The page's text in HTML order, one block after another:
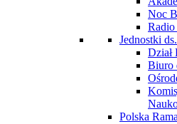
Noc
Radio
Jednostki
Dział
Biuro
Polska